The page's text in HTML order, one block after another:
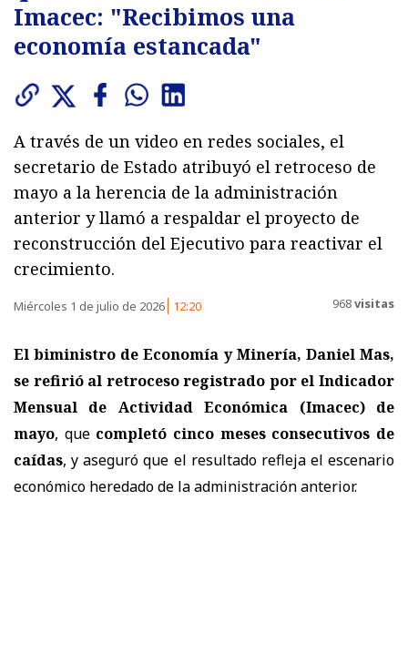
Imacec: "Recibimos una
economía estancada"
A través de un video en redes sociales, el
secretario de Estado atribuyó el retroceso de
mayo a la herencia de la administración
anterior y llamó a respaldar el proyecto de
reconstrucción del Ejecutivo para reactivar el
crecimiento.
Miércoles 1 de julio de 2026 12:20 968visitas
El biministro de Economía y Minería, Daniel Mas,
se refirió al retroceso registrado por el Indicador
Mensual de Actividad Económica (Imacec) de
mayo, que completó cinco meses consecutivos de
caídas, y aseguró que el resultado refleja el escenario
económico heredado de la administración anterior.